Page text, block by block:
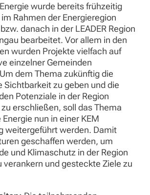
wurde bereits frühzeitig
Rahmen der Energieregion
danach in der LEADER Region
bearbeitet. Vor allem in den
wurden Projekte vielfach auf
einzelner Gemeinden
dem Thema zukünftig die
Sichtbarkeit zu geben und die
Potenziale in der Region
erschließen, soll das Thema
nun in einer KEM
weitergeführt werden. Damit
geschaffen werden, um
und Klimaschutz in der Region
verankern und gesteckte Ziele zu